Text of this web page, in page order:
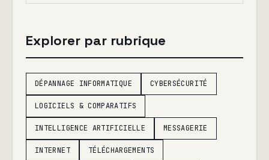
Explorer par rubrique
DÉPANNAGE INFORMATIQUE CYBERSÉCURITÉ
LOGICIELS & COMPARATIFS
INTELLIGENCE ARTIFICIELLE MESSAGERIE
INTERNET TÉLÉCHARGEMENTS